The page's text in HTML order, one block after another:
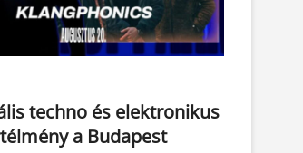
techno és elektronikus
a Budapest